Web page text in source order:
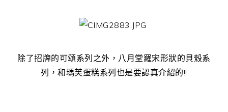
除了招牌的可頌系列之外，八月堂羅宋形狀的貝殼系
列，和瑪芙蛋糕系列也是要認真介紹的!!